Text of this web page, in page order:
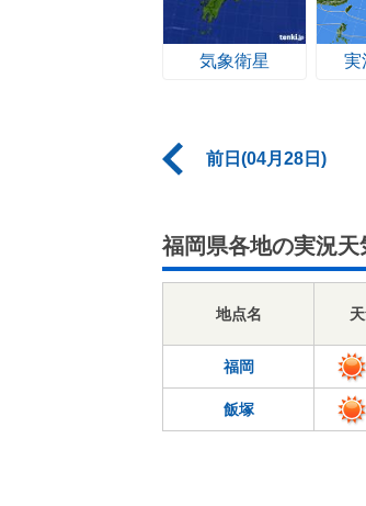
気象衛星 実
前日(04月28日)
福岡県各地の実況天
地点名
福岡
飯塚